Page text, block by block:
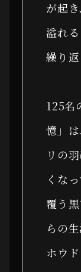
が起
溢れ
繰り返
125名
憶」
リの
くな
覆う
らの
ホウ